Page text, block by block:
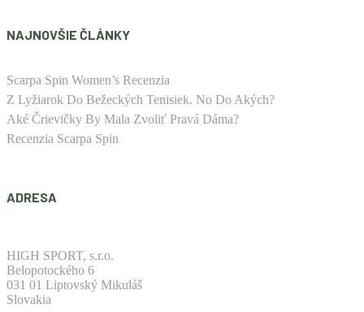
NAJNOVŠIE ČLÁNKY
Scarpa Spin Women’s Recenzia
Z Lyžiarok Do Bežeckých Tenisiek. No Do Akých?
Aké Črievičky By Mala Zvoliť Pravá Dáma?
Recenzia Scarpa Spin
ADRESA
HIGH SPORT, s.r.o.
Belopotockého 6
031 01 Liptovský Mikuláš
Slovakia